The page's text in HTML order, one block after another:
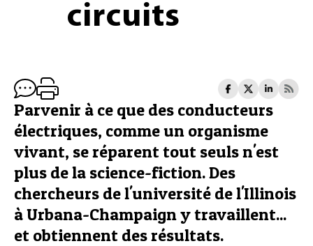
circuits
Parvenir à ce que des conducteurs
électriques, comme un organisme
vivant, se réparent tout seuls n'est
plus de la science-fiction. Des
chercheurs de l'université de l'Illinois
à Urbana-Champaign y travaillent...
et obtiennent des résultats.